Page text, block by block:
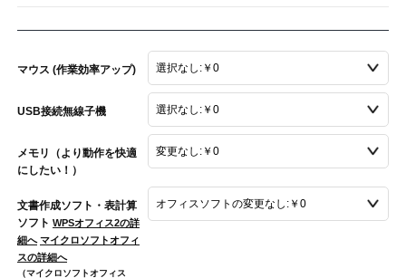
マウス (作業効率アップ)
USB接続無線子機
メモリ（より動作を快適
にしたい！）
文書作成ソフト・表計算
ソフト WPSオフィス2の詳
細へ マイクロソフトオフィ
スの詳細へ
（マイクロソフトオフィス